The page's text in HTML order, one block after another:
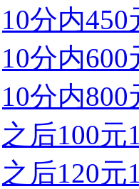
分内450
分内600
分内800
后100元
后120元